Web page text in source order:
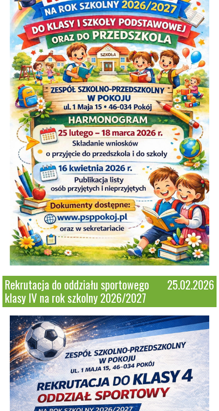
Rekrutacja do oddziału sportowego
klasy IV na rok szkolny 2026/2027
25.02.2026